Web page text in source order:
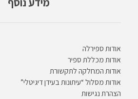
אודות ספירלה
אודות מכללת ספיר
אודות המחלקה לתקשורת
אודות מסלול “עיתונות בעידן דיגיטלי”
הצהרת נגישות